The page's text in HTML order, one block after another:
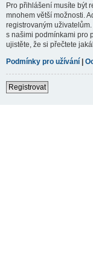
Pro přihlášení musíte být
mnohem větší možnosti.
registrovaným
s našimi podmínkami pro
ujistěte, že si přečtete
Podmínky pro užívání |
Registrovat